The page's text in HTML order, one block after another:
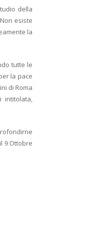
della
esiste
la
tutte le
la pace
di Roma
intitolata,
9 Ottobre